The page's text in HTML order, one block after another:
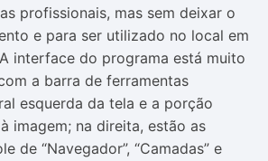
profissionais, mas sem deixar o
e para ser utilizado no local em
interface do programa está muito
a barra de ferramentas
esquerda da tela e a porção
imagem; na direita, estão as
de “Navegador”, “Camadas” e